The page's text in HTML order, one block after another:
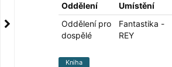
Oddělení
Umístění
Oddělení pro
dospělé
Fantastika -
REY
Kniha